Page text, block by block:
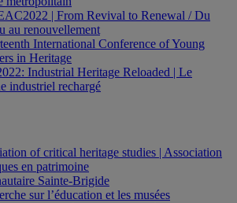
| From Revival to Renewal / Du
au renouvellement
International Conference of Young
in Heritage
Industrial Heritage Reloaded | Le
industriel rechargé
of critical heritage studies | Association
en patrimoine
Sainte-Brigide
sur l’éducation et les musées